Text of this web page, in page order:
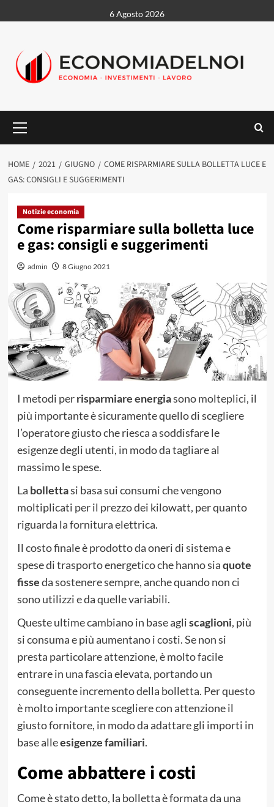
al
6 Agosto 2026
principale
HOME 2021 GIUGNO
COME RISPARMIARE SULLA BOLLETTA LUCE E
GAS: CONSIGLI E SUGGERIMENTI
Notizie economia
Come risparmiare sulla bolletta luce
e gas: consigli e suggerimenti
admin 8 Giugno 2021
I metodi perrisparmiare energiasono molteplici, il
più importante è sicuramente quello di scegliere
l’operatore giusto che riesca a soddisfare le
esigenze degli utenti, in modo da tagliare al
massimo le spese.
La bollettasi basa sui consumi che vengono
moltiplicati per il prezzo dei kilowatt, per quanto
riguarda la fornitura elettrica.
Il costo finale è prodotto da oneri di sistema e
spese di trasporto energetico che hanno siaquote
fisseda sostenere sempre, anche quando non ci
sono utilizzi e da quelle variabili.
Queste ultime cambiano in base agliscaglioni, più
si consuma e più aumentano i costi. Se non si
presta particolare attenzione, è molto facile
entrare in una fascia elevata, portando un
conseguente incremento della bolletta. Per questo
è molto importante scegliere con attenzione il
giusto fornitore, in modo da adattare gli importi in
base alleesigenze familiari.
Come abbattere i costi
Come è stato detto, la bolletta è formata da una